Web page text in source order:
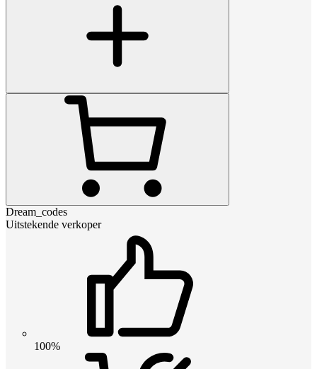
Dream_codes
Uitstekende verkoper
100%